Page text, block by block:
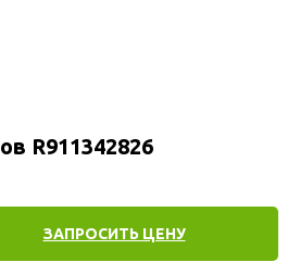
R911342826
ЗАПРОСИТЬ ЦЕНУ